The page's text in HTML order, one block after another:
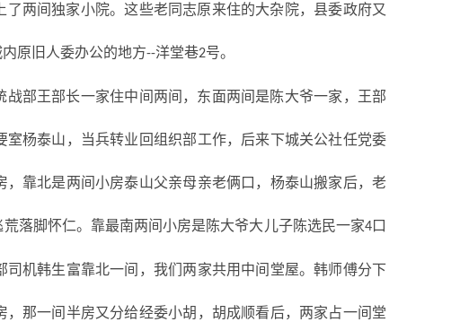
两间独家小院。这些老同志原来住的大杂院，县委政府又
原旧人委办公的地方--洋堂巷2号。
部王部长一家住中间两间，东面两间是陈大爷一家，王部
杨泰山，当兵转业回组织部工作，后来下城关公社任党委
靠北是两间小房泰山父亲母亲老俩口，杨泰山搬家后，老
落脚怀仁。靠最南两间小房是陈大爷大儿子陈选民一家4口
机韩生富靠北一间，我们两家共用中间堂屋。韩师傅分下
那一间半房又分给经委小胡，胡成顺看后，两家占一间堂